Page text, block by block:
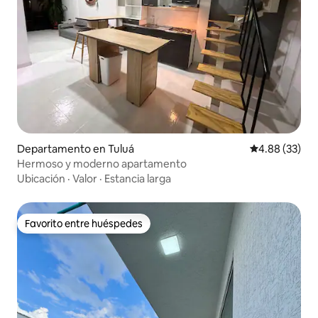
Departamento en Tuluá Calificación
4.88 (33)
Hermoso y moderno apartamento
Ubicación · Valor · Estancia larga
Favorito entre huéspedes
Favorito entre huéspedes